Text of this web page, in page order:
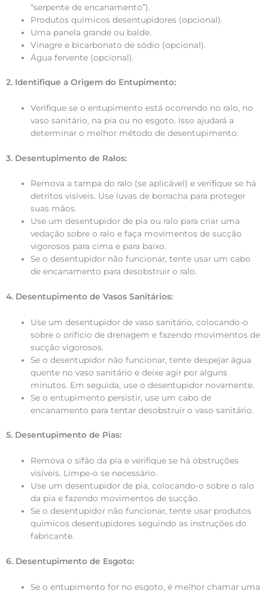
“serpente de encanamento”).
Produtos químicos desentupidores (opcional).
Uma panela grande ou balde.
Vinagre e bicarbonato de sódio (opcional).
Água fervente (opcional).
2. Identifique a Origem do Entupimento:
Verifique se o entupimento está ocorrendo no ralo, no
vaso sanitário, na pia ou no esgoto. Isso ajudará a
determinar o melhor método de desentupimento.
3. Desentupimento de Ralos:
Remova a tampa do ralo (se aplicável) e verifique se há
detritos visíveis. Use luvas de borracha para proteger
suas mãos.
Use um desentupidor de pia ou ralo para criar uma
vedação sobre o ralo e faça movimentos de sucção
vigorosos para cima e para baixo.
Se o desentupidor não funcionar, tente usar um cabo
de encanamento para desobstruir o ralo.
4. Desentupimento de Vasos Sanitários:
Use um desentupidor de vaso sanitário, colocando-o
sobre o orifício de drenagem e fazendo movimentos de
sucção vigorosos.
Se o desentupidor não funcionar, tente despejar água
quente no vaso sanitário e deixe agir por alguns
minutos. Em seguida, use o desentupidor novamente.
Se o entupimento persistir, use um cabo de
encanamento para tentar desobstruir o vaso sanitário.
5. Desentupimento de Pias:
Remova o sifão da pia e verifique se há obstruções
visíveis. Limpe-o se necessário.
Use um desentupidor de pia, colocando-o sobre o ralo
da pia e fazendo movimentos de sucção.
Se o desentupidor não funcionar, tente usar produtos
químicos desentupidores seguindo as instruções do
fabricante.
6. Desentupimento de Esgoto:
Se o entupimento for no esgoto, é melhor chamar uma